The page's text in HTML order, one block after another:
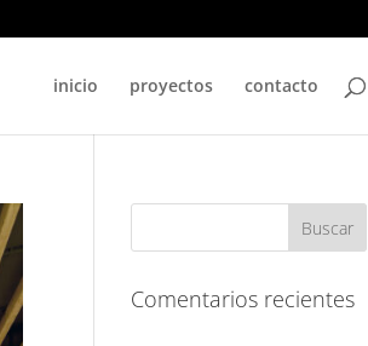
inicio proyectos contacto
Comentarios recientes